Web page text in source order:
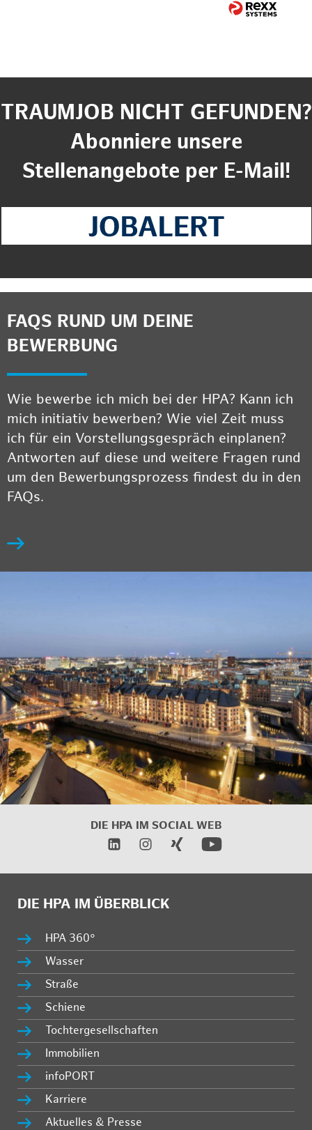
TRAUMJOB NICHT GEFUNDEN?
Abonniere unsere
Stellenangebote per E-Mail!
FAQS RUND UM DEINE
BEWERBUNG
Wie bewerbe ich mich bei der HPA? Kann ich
mich initiativ bewerben? Wie viel Zeit muss
ich für ein Vorstellungsgespräch einplanen?
Antworten auf diese und weitere Fragen rund
um den Bewerbungsprozess findest du in den
FAQs.
DIE HPA IM SOCIAL WEB
DIE HPA IM ÜBERBLICK
HPA 360°
Wasser
Straße
Schiene
Tochtergesellschaften
Immobilien
infoPORT
Karriere
Aktuelles & Presse